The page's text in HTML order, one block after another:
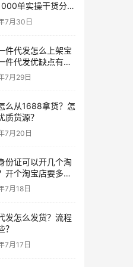
单实操干货分
7月30日
件代发怎么上架宝
件代发优缺点有哪
7月29日
么从1688拿货？怎
质货源？
7月20日
份证可以开几个淘
开个淘宝店要多少
7月18日
发怎么发货？流程
？
7月17日